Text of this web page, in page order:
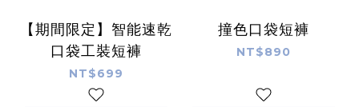
【期間限定】智能速乾
口袋工裝短褲
NT$699
撞色口袋短褲
NT$890